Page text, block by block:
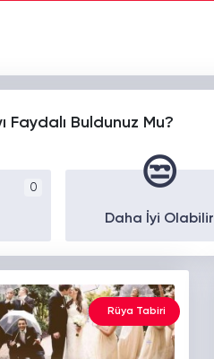
Faydalı Buldunuz Mu?
0 😒
Daha İyi Olabilir
Rüya Tabiri